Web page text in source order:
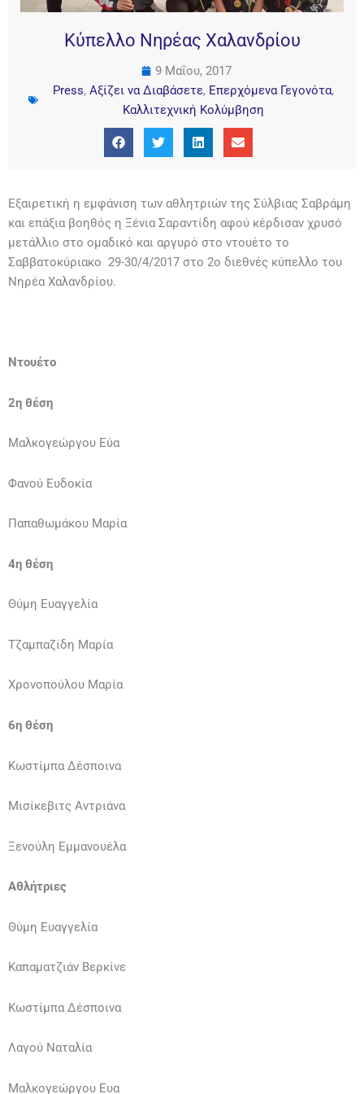
Κύπελλο Νηρέας Χαλανδρίου
9 Μαΐου, 2017
Press, Αξίζει να Διαβάσετε, Επερχόμενα Γεγονότα,
Καλλιτεχνική Κολύμβηση
Εξαιρετική η εμφάνιση των αθλητριών της Σύλβιας Σαβράμη
και επάξια βοηθός η Ξένια Σαραντίδη αφού κέρδισαν χρυσό
μετάλλιο στο ομαδικό και αργυρό στο ντουέτο το
Σαββατοκύριακο 29-30/4/2017 στο 2ο διεθνές κύπελλο του
Νηρέα Χαλανδρίου.
Ντουέτο
2η θέση
Μαλκογεώργου Εύα
Φανού Ευδοκία
Παπαθωμάκου Μαρία
4η θέση
Θύμη Ευαγγελία
Τζαμπαζίδη Μαρία
Χρονοπούλου Μαρία
6η θέση
Κωστίμπα Δέσποινα
Μισίκεβιτς Αντριάνα
Ξενούλη Εμμανουέλα
Αθλήτριες
Θύμη Ευαγγελία
Καπαματζιάν Βερκίνε
Κωστίμπα Δέσποινα
Λαγού Ναταλία
Μαλκογεώργου Ευα